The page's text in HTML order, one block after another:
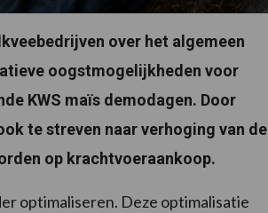
over het algemeen
oogstmogelijkheden voor
KWS maïs demodagen. Door
te streven naar verhoging van de
op krachtvoeraankoop.
optimaliseren. Deze optimalisatie